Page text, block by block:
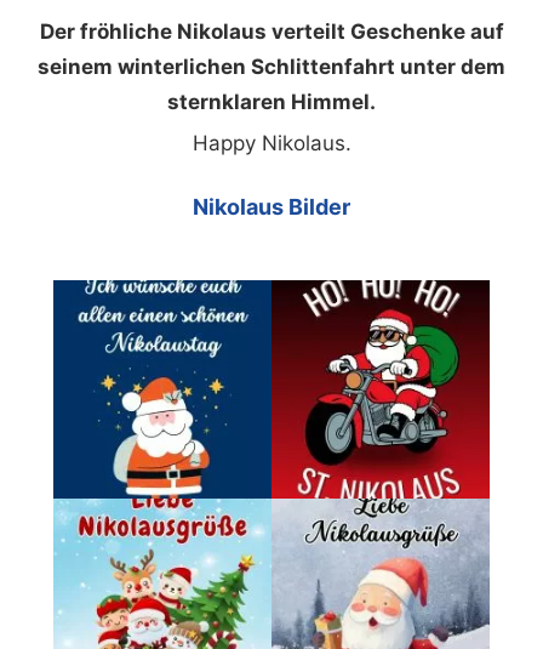
Der fröhliche Nikolaus verteilt Geschenke auf
seinem winterlichen Schlittenfahrt unter dem
sternklaren Himmel.
Happy Nikolaus.
Nikolaus Bilder